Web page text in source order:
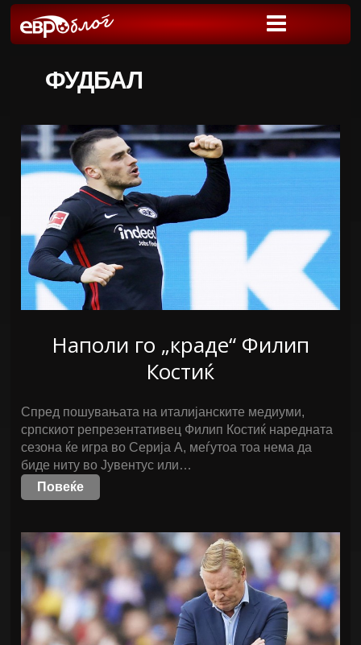
ФУДБАЛ
Наполи го „краде“ Филип
Костиќ
Спред пошувањата на италијанските медиуми,
српскиот репрезентативец Филип Костиќ наредната
сезона ќе игра во Серија А, меѓутоа тоа нема да
биде ниту во Јувентус или…
Повеќе